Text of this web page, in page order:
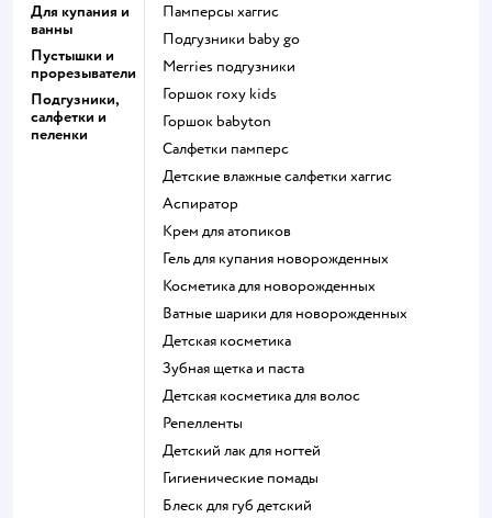
Для купания и
ванны
Пустышки и
прорезыватели
Подгузники,
салфетки и
пеленки
памперсы хаггис
подгузники baby go
merries подгузники
горшок roxy kids
горшок babyton
салфетки памперс
детские влажные салфетки хаггис
аспиратор
крем для атопиков
гель для купания новорожденных
косметика для новорожденных
ватные шарики для новорожденных
детская косметика
зубная щетка и паста
детская косметика для волос
репелленты
детский лак для ногтей
гигиенические помады
блеск для губ детский